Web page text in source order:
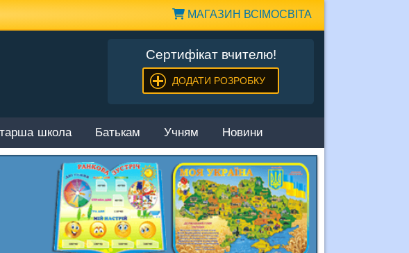
МАГАЗИН ВСІМОСВІТА
Сертифікат вчителю!
ДОДАТИ РОЗРОБКУ
школа Батькам Учням Новини